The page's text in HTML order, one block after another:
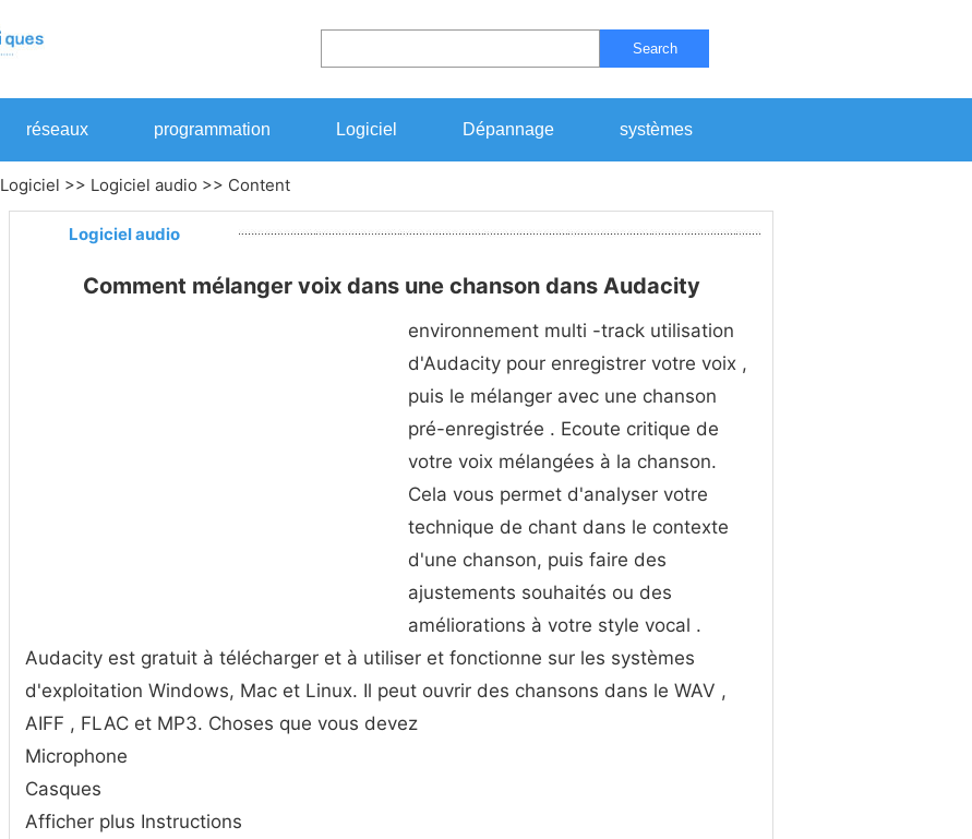
Search
réseaux programmation Logiciel Dépannage systèmes
Logiciel >> Logiciel audio >> Content
Logiciel audio
Comment mélanger voix dans une chanson dans Audacity
environnement multi -track utilisation
d'Audacity pour enregistrer votre voix ,
puis le mélanger avec une chanson
pré-enregistrée . Ecoute critique de
votre voix mélangées à la chanson.
Cela vous permet d'analyser votre
technique de chant dans le contexte
d'une chanson, puis faire des
ajustements souhaités ou des
améliorations à votre style vocal .
Audacity est gratuit à télécharger et à utiliser et fonctionne sur les systèmes
d'exploitation Windows, Mac et Linux. Il peut ouvrir des chansons dans le WAV ,
AIFF , FLAC et MP3. Choses que vous devez
Microphone
Casques
Afficher plus Instructions